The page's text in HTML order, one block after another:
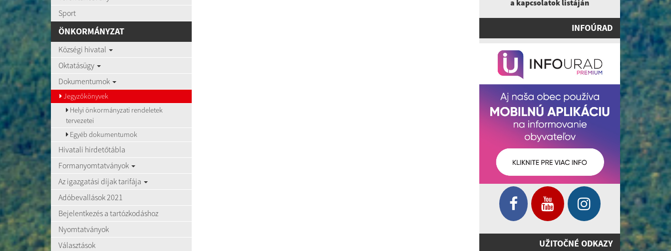
Sport
ÖNKORMÁNYZAT
Községi hivatal
Oktatásügy
Dokumentumok
Jegyzőkönyvek
Helyi önkormányzati rendeletek
tervezetei
Egyéb dokumentumok
Hivatali hirdetőtábla
Formanyomtatványok
Az igazgatási díjak tarifája
Adóbevallások 2021
Bejelentkezés a tartózkodáshoz
Nyomtatványok
Választások
a kapcsolatok listáján
INFOÚRAD
UŽITOČNÉ ODKAZY